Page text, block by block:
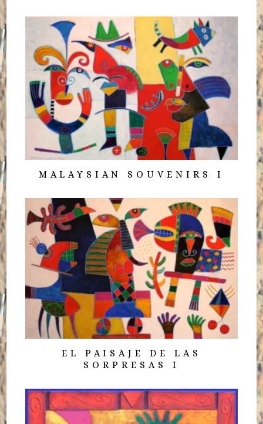
MALAYSIAN SOUVENIRS I
EL PAISAJE DE LAS
SORPRESAS I